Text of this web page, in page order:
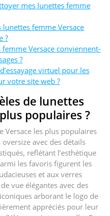
mes lunettes femme
femme Versace
?
Versace conviennent-
?
virtuel pour les
votre site web ?
de lunettes
populaires ?
Versace les plus populaires
avec des détails
reflétant l’esthétique
les favoris figurent les
et aux verres
vue élégantes avec des
arborant le logo de
appréciés pour leur